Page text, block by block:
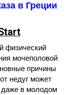
в Греции
физический
мочеполовой
причины
недуг может
даже в молодом